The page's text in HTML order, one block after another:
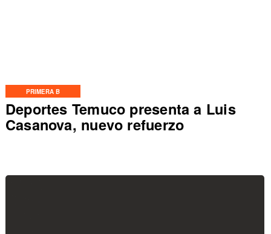
PRIMERA B
Deportes Temuco presenta a Luis
Casanova, nuevo refuerzo